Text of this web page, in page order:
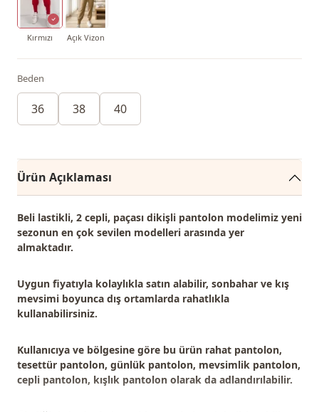
Kırmızı Açık Vizon
Beden
36 38 40
Ürün Açıklaması
Beli lastikli, 2 cepli, paçası dikişli pantolon modelimiz yeni
sezonun en çok sevilen modelleri arasında yer
almaktadır.
Uygun fiyatıyla kolaylıkla satın alabilir, sonbahar ve kış
mevsimi boyunca dış ortamlarda rahatlıkla
kullanabilirsiniz.
Kullanıcıya ve bölgesine göre bu ürün rahat pantolon,
tesettür pantolon, günlük pantolon, mevsimlik pantolon,
cepli pantolon, kışlık pantolon olarak da adlandırılabilir.